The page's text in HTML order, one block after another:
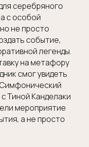
серебряного
с особой
не просто
событие,
легенды.
на метафору
смог увидеть
Тиной Канделаки
мероприятие
а не просто